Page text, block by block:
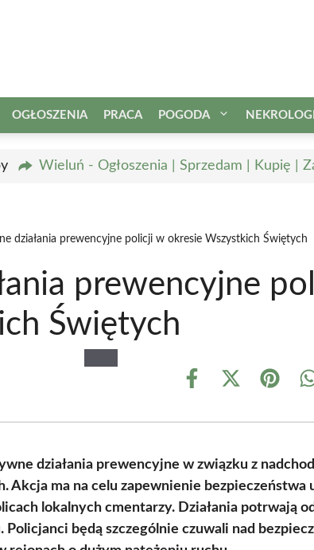
OGŁOSZENIA PRACA POGODA NEKROLOGI
Wieluń - Ogłoszenia | Sprzedam | Kupię |
działania prewencyjne policji w okresie Wszystkich Świętych
prewencyjne
Świętych
Share
Share
(Twitter)
Share
działania prewencyjne w związku z
Akcja ma na celu zapewnienie bezpieczeństwa
lokalnych cmentarzy. Działania potrwają
będą szczególnie czuwali nad